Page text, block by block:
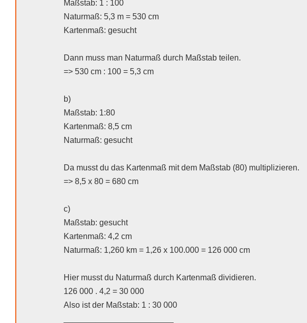
Maßstab: 1 : 100
Naturmaß: 5,3 m = 530 cm
Kartenmaß: gesucht
Dann muss man Naturmaß durch Maßstab teilen.
=> 530 cm : 100 = 5,3 cm
b)
Maßstab: 1:80
Kartenmaß: 8,5 cm
Naturmaß: gesucht
Da musst du das Kartenmaß mit dem Maßstab (80) multiplizieren.
=> 8,5 x 80 = 680 cm
c)
Maßstab: gesucht
Kartenmaß: 4,2 cm
Naturmaß: 1,260 km = 1,26 x 100.000 = 126 000 cm
Hier musst du Naturmaß durch Kartenmaß dividieren.
126 000 . 4,2 = 30 000
Also ist der Maßstab: 1 : 30 000